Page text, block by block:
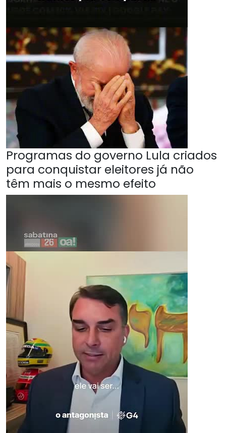
Programas do governo Lula criados
para conquistar eleitores já não
têm mais o mesmo efeito